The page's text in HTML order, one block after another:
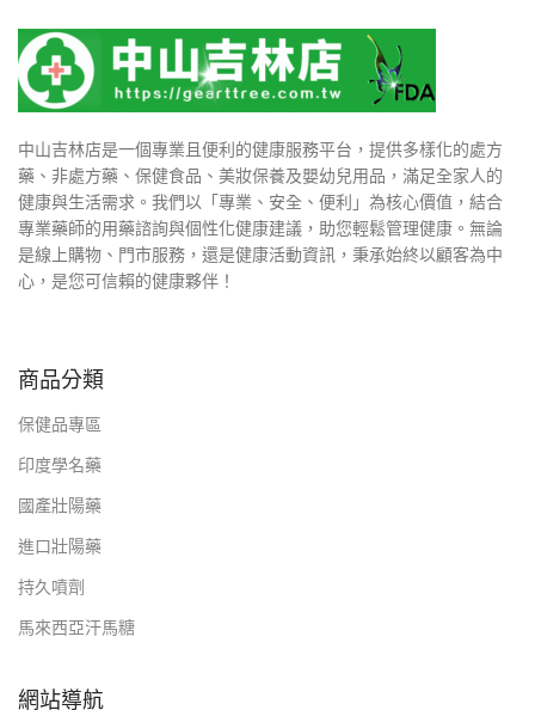
中山吉林店是一個專業且便利的健康服務平台，提供多樣化的處方
藥、非處方藥、保健食品、美妝保養及嬰幼兒用品，滿足全家人的
健康與生活需求。我們以「專業、安全、便利」為核心價值，結合
專業藥師的用藥諮詢與個性化健康建議，助您輕鬆管理健康。無論
是線上購物、門市服務，還是健康活動資訊，秉承始終以顧客為中
心，是您可信賴的健康夥伴！
商品分類
保健品專區
印度學名藥
國產壯陽藥
進口壯陽藥
持久噴劑
馬來西亞汗馬糖
網站導航